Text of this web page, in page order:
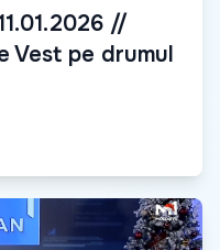
//
Vest pe drumul